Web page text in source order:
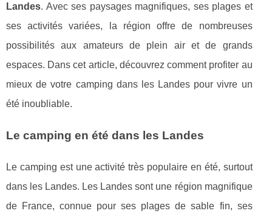
Landes. Avec ses paysages magnifiques, ses plages et
ses activités variées, la région offre de nombreuses
possibilités aux amateurs de plein air et de grands
espaces. Dans cet article, découvrez comment profiter au
mieux de votre camping dans les Landes pour vivre un
été inoubliable.
Le camping en été dans les Landes
Le camping est une activité très populaire en été, surtout
dans les Landes. Les Landes sont une région magnifique
de France, connue pour ses plages de sable fin, ses